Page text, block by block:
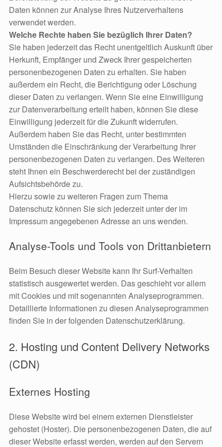
Daten können zur Analyse Ihres Nutzerverhaltens
verwendet werden.
Welche Rechte haben Sie bezüglich Ihrer Daten?
Sie haben jederzeit das Recht unentgeltlich Auskunft über
Herkunft, Empfänger und Zweck Ihrer gespeicherten
personenbezogenen Daten zu erhalten. Sie haben
außerdem ein Recht, die Berichtigung oder Löschung
dieser Daten zu verlangen. Wenn Sie eine Einwilligung
zur Datenverarbeitung erteilt haben, können Sie diese
Einwilligung jederzeit für die Zukunft widerrufen.
Außerdem haben Sie das Recht, unter bestimmten
Umständen die Einschränkung der Verarbeitung Ihrer
personenbezogenen Daten zu verlangen. Des Weiteren
steht Ihnen ein Beschwerderecht bei der zuständigen
Aufsichtsbehörde zu.
Hierzu sowie zu weiteren Fragen zum Thema
Datenschutz können Sie sich jederzeit unter der im
Impressum angegebenen Adresse an uns wenden.
Analyse-Tools und Tools von Drittanbietern
Beim Besuch dieser Website kann Ihr Surf-Verhalten
statistisch ausgewertet werden. Das geschieht vor allem
mit Cookies und mit sogenannten Analyseprogrammen.
Detaillierte Informationen zu diesen Analyseprogrammen
finden Sie in der folgenden Datenschutzerklärung.
2. Hosting und Content Delivery Networks
(CDN)
Externes Hosting
Diese Website wird bei einem externen Dienstleister
gehostet (Hoster). Die personenbezogenen Daten, die auf
dieser Website erfasst werden, werden auf den Servern